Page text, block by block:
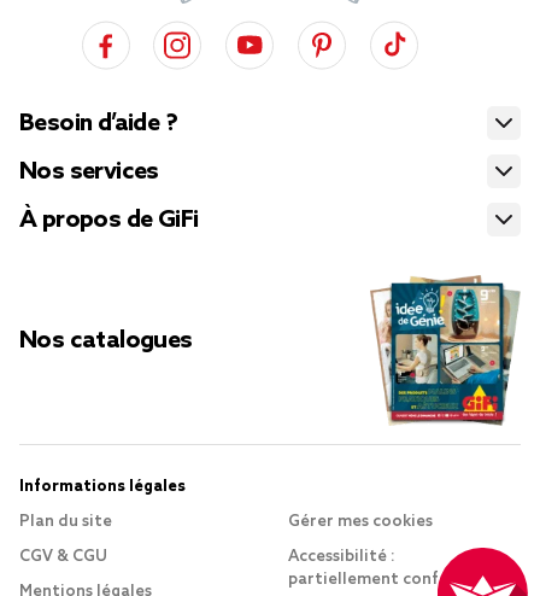
Besoin d’aide ?
Nos services
À propos de GiFi
Nos catalogues
Informations légales
Plan du site
CGV & CGU
Mentions légales
Gérer mes cookies
Accessibilité :
partiellement conforme